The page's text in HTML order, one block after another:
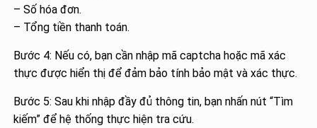
– Số hóa đơn.
– Tổng tiền thanh toán.
Bước 4: Nếu có, bạn cần nhập mã captcha hoặc mã xác
thực được hiển thị để đảm bảo tính bảo mật và xác thực.
Bước 5: Sau khi nhập đầy đủ thông tin, bạn nhấn nút “Tìm
kiếm” để hệ thống thực hiện tra cứu.